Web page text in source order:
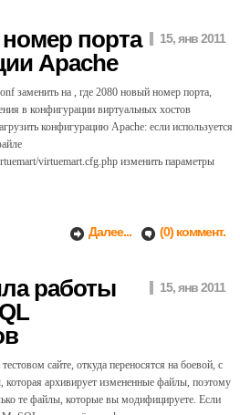
порта
Apache
15, янв 2011
заменить на , где 2080 новый номер порта,
в конфигурации виртуальных хостов
конфигурацию Apache: если используется
virtuemart.cfg.php изменить параметры
Далее... (0) коммент.
работы
15, янв 2011
сайте, откуда переносятся на боевой, с
архивирует измененные файлы, поэтому
те файлы, которые вы модифицируете. Если